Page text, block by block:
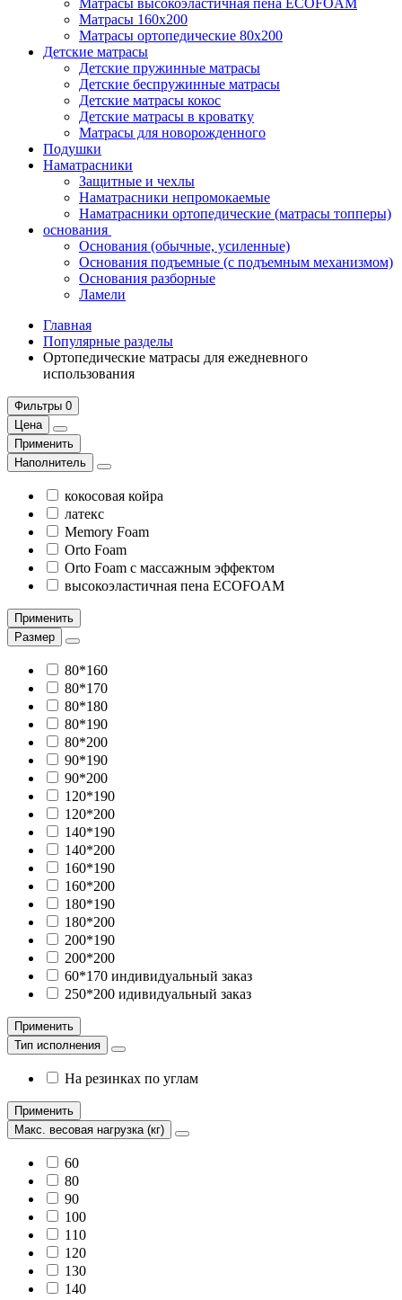
Матрасы высокоэластичная пена ECOFOAM
Матрасы 160х200
Матрасы ортопедические 80х200
Детские матрасы
Детские пружинные матрасы
Детские беспружинные матрасы
Детские матрасы кокос
Детские матрасы в кроватку
Матрасы для новорожденного
Подушки
Наматрасники
Защитные и чехлы
Наматрасники непромокаемые
Наматрасники ортопедические (матрасы топперы)
основания
Основания (обычные, усиленные)
Основания подъемные (с подъемным механизмом)
Основания разборные
Ламели
Главная
Популярные разделы
Ортопедические матрасы для ежедневного
использования
Фильтры 0
Цена
Применить
Наполнитель
кокосовая койра
латекс
Memory Foam
Orto Foam
Orto Foam с массажным эффектом
высокоэластичная пена ECOFOAM
Применить
Размер
80*160
80*170
80*180
80*190
80*200
90*190
90*200
120*190
120*200
140*190
140*200
160*190
160*200
180*190
180*200
200*190
200*200
60*170 индивидуальный заказ
250*200 идивидуальный заказ
Применить
Тип исполнения
На резинках по углам
Применить
Макс. весовая нагрузка (кг)
60
80
90
100
110
120
130
140